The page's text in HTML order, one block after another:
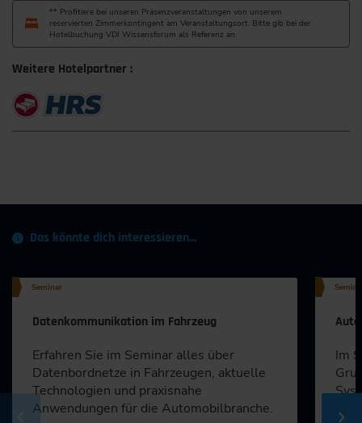
** Profitiere bei unseren Präsenzveranstaltungen von unserem
reservierten Zimmerkontingent am Veranstaltungsort. Bitte gib bei der
Hotelbuchung VDI Wissensforum als Referenz an.
Weitere Hotelpartner :
Das könnte dich interessieren…
Seminar
Datenkommunikation im Fahrzeug
Erfahren Sie im Seminar alles über
Datenbordnetze in Fahrzeugen, aktuelle
Technologien und praxisnahe
Anwendungen für die Automobilbranche.
Im